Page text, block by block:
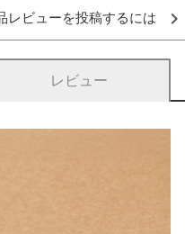
レビューを投稿するには
レビュー